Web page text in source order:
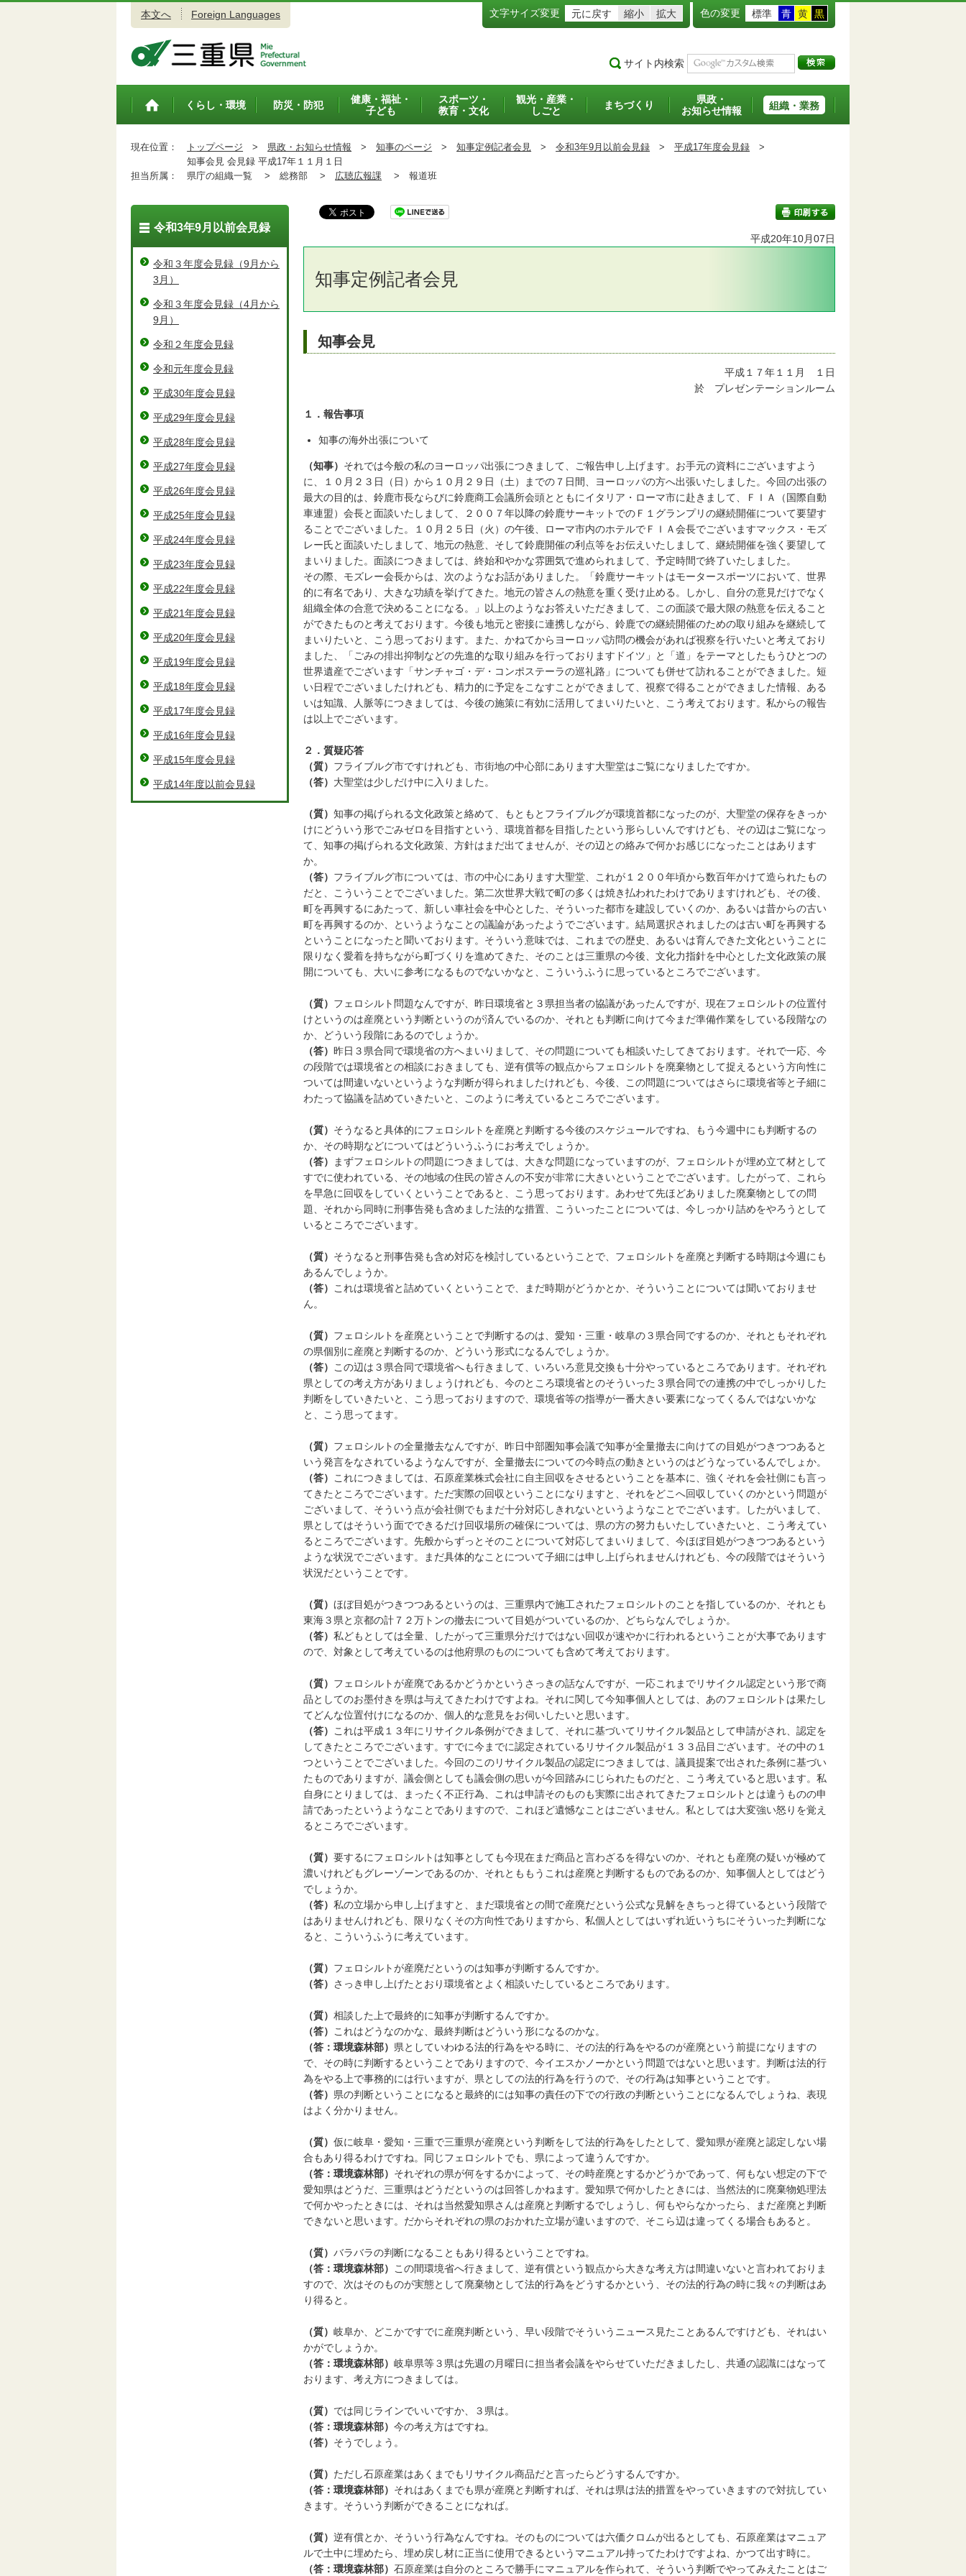
本文へ Foreign Languages 文字サイズ変更 元に戻す 縮小 拡大 色の変更 標準 青 黄 黒
サイト内検索
トップペ
くらし・環境 防災・防犯
健康・福祉・
子ども
スポーツ・
教育・文化
観光・産業・
しごと
まちづくり
県政・
お知らせ情報
組織・業務
現在位置： トップページ > 県政・お知らせ情報 > 知事のページ > 知事定例記者会見 > 令和3年9月以前会見録 > 平成17年度会見録 >
知事会見 会見録 平成17年１１月１日
担当所属：
県庁の組織一覧 > 総務部 > 広聴広報課 > 報道班
平成20年10月07日
知事定例記者会見
知事会見
平成１７年１１月 １日
於 プレゼンテーションルーム
１．報告事項
知事の海外出張について
（知事） それでは今般の私のヨーロッパ出張につきまして、ご報告申し上げます。お手元の資料にございますよう
に、１０月２３日（日）から１０月２９日（土）までの７日間、ヨーロッパの方へ出張いたしました。今回の出張の
最大の目的は、鈴鹿市長ならびに鈴鹿商工会議所会頭とともにイタリア・ローマ市に赴きまして、ＦＩＡ（国際自動
車連盟）会長と面談いたしまして、２００７年以降の鈴鹿サーキットでのＦ１グランプリの継続開催について要望す
ることでございました。１０月２５日（火）の午後、ローマ市内のホテルでＦＩＡ会長でございますマックス・モズ
レー氏と面談いたしまして、地元の熱意、そして鈴鹿開催の利点等をお伝えいたしまして、継続開催を強く要望して
まいりました。面談につきましては、終始和やかな雰囲気で進められまして、予定時間で終了いたしました。
その際、モズレー会長からは、次のようなお話がありました。「鈴鹿サーキットはモータースポーツにおいて、世界
的に有名であり、大きな功績を挙げてきた。地元の皆さんの熱意を重く受け止める。しかし、自分の意見だけでなく
組織全体の合意で決めることになる。」以上のようなお答えいただきまして、この面談で最大限の熱意を伝えること
ができたものと考えております。今後も地元と密接に連携しながら、鈴鹿での継続開催のための取り組みを継続して
まいりたいと、こう思っております。また、かねてからヨーロッパ訪問の機会があれば視察を行いたいと考えており
ました、「ごみの排出抑制などの先進的な取り組みを行っておりますドイツ」と「道」をテーマとしたもうひとつの
世界遺産でございます「サンチャゴ・デ・コンポステーラの巡礼路」についても併せて訪れることができました。短
い日程でございましたけれども、精力的に予定をこなすことができまして、視察で得ることができました情報、ある
いは知識、人脈等につきましては、今後の施策に有効に活用してまいりたいと、こう考えております。私からの報告
は以上でございます。
２．質疑応答
（質） フライブルグ市ですけれども、市街地の中心部にあります大聖堂はご覧になりましたですか。
（答） 大聖堂は少しだけ中に入りました。
（質） 知事の掲げられる文化政策と絡めて、もともとフライブルグが環境首都になったのが、大聖堂の保存をきっか
けにどういう形でごみゼロを目指すという、環境首都を目指したという形らしいんですけども、その辺はご覧になっ
て、知事の掲げられる文化政策、方針はまだ出てませんが、その辺との絡みで何かお感じになったことはあります
か。
（答） フライブルグ市については、市の中心にあります大聖堂、これが１２００年頃から数百年かけて造られたもの
だと、こういうことでございました。第二次世界大戦で町の多くは焼き払われたわけでありますけれども、その後、
町を再興するにあたって、新しい車社会を中心とした、そういった都市を建設していくのか、あるいは昔からの古い
町を再興するのか、というようなことの議論があったようでございます。結局選択されましたのは古い町を再興する
ということになったと聞いております。そういう意味では、これまでの歴史、あるいは育んできた文化ということに
限りなく愛着を持ちながら町づくりを進めてきた、そのことは三重県の今後、文化力指針を中心とした文化政策の展
開についても、大いに参考になるものでないかなと、こういうふうに思っているところでございます。
（質） フェロシルト問題なんですが、昨日環境省と３県担当者の協議があったんですが、現在フェロシルトの位置付
けというのは産廃という判断というのが済んでいるのか、それとも判断に向けて今まだ準備作業をしている段階なの
か、どういう段階にあるのでしょうか。
（答） 昨日３県合同で環境省の方へまいりまして、その問題についても相談いたしてきております。それで一応、今
の段階では環境省との相談におきましても、逆有償等の観点からフェロシルトを廃棄物として捉えるという方向性に
ついては間違いないというような判断が得られましたけれども、今後、この問題についてはさらに環境省等と子細に
わたって協議を詰めていきたいと、このように考えているところでございます。
（質） そうなると具体的にフェロシルトを産廃と判断する今後のスケジュールですね、もう今週中にも判断するの
か、その時期などについてはどういうふうにお考えでしょうか。
（答）
まずフェロシルトの問題につきましては、大きな問題になっていますのが、フェロシルトが埋め立て材として
すでに使われている、その地域の住民の皆さんの不安が非常に大きいということでございます。したがって、これら
を早急に回収をしていくということであると、こう思っております。あわせて先ほどありました廃棄物としての問
題、それから同時に刑事告発も含めました法的な措置、こういったことについては、今しっかり詰めをやろうとして
いるところでございます。
（質） そうなると刑事告発も含め対応を検討しているということで、フェロシルトを産廃と判断する時期は今週にも
あるんでしょうか。
（答）
これは環境省と詰めていくということで、まだ時期がどうかとか、そういうことについては聞いておりませ
ん。
（質） フェロシルトを産廃ということで判断するのは、愛知・三重・岐阜の３県合同でするのか、それともそれぞれ
の県個別に産廃と判断するのか、どういう形式になるんでしょうか。
（答）
この辺は３県合同で環境省へも行きまして、いろいろ意見交換も十分やっているところであります。それぞれ
県としての考え方がありましょうけれども、今のところ環境省とのそういった３県合同での連携の中でしっかりした
判断をしていきたいと、こう思っておりますので、環境省等の指導が一番大きい要素になってくるんではないかな
と、こう思ってます。
（質） フェロシルトの全量撤去なんですが、昨日中部圏知事会議で知事が全量撤去に向けての目処がつきつつあると
いう発言をなされているようなんですが、全量撤去についての今時点の動きというのはどうなっているんでしょか。
（答）
これにつきましては、石原産業株式会社に自主回収をさせるということを基本に、強くそれを会社側にも言っ
てきたところでございます。ただ実際の回収ということになりますと、それをどこへ回収していくのかという問題が
ございまして、そういう点が会社側でもまだ十分対応しきれないというようなことでございます。したがいまして、
県としてはそういう面でできるだけ回収場所の確保については、県の方の努力もいたしていきたいと、こう考えてい
るところでございます。先般からずっとそのことについて対応してまいりまして、今ほぼ目処がつきつつあるという
ような状況でございます。まだ具体的なことについて子細には申し上げられませんけれども、今の段階ではそういう
状況だということです。
（質） ほぼ目処がつきつつあるというのは、三重県内で施工されたフェロシルトのことを指しているのか、それとも
東海３県と京都の計７２万トンの撤去について目処がついているのか、どちらなんでしょうか。
（答） 私どもとしては全量、したがって三重県分だけではない回収が速やかに行われるということが大事であります
ので、対象として考えているのは他府県のものについても含めて考えております。
（質） フェロシルトが産廃であるかどうかというさっきの話なんですが、一応これまでリサイクル認定という形で商
品としてのお墨付きを県は与えてきたわけですよね。それに関して今知事個人としては、あのフェロシルトは果たし
てどんな位置付けになるのか、個人的な意見をお伺いしたいと思います。
（答）
これは平成１３年にリサイクル条例ができまして、それに基づいてリサイクル製品として申請がされ、認定を
してきたところでございます。すでに今までに認定されているリサイクル製品が１３３品目ございます。その中の１
つということでございました。今回のこのリサイクル製品の認定につきましては、議員提案で出された条例に基づい
たものでありますが、議会側としても議会側の思いが今回踏みにじられたものだと、こう考えていると思います。私
自身にとりましては、まったく不正行為、これは申請そのものも実際に出されてきたフェロシルトとは違うものの申
請であったというようなことでありますので、これほど遺憾なことはございません。私としては大変強い怒りを覚え
るところでございます。
（質） 要するにフェロシルトは知事としても今現在まだ商品と言わざるを得ないのか、それとも産廃の疑いが極めて
濃いけれどもグレーゾーンであるのか、それとももうこれは産廃と判断するものであるのか、知事個人としてはどう
でしょうか。
（答） 私の立場から申し上げますと、まだ環境省との間で産廃だという公式な見解をきちっと得ているという段階で
はありませんけれども、限りなくその方向性でありますから、私個人としてはいずれ近いうちにそういった判断にな
ると、こういうふうに考えています。
（質） フェロシルトが産廃だというのは知事が判断するんですか。
（答）
さっき申し上げたとおり環境省とよく相談いたしているところであります。
（質） 相談した上で最終的に知事が判断するんですか。
（答）
これはどうなのかな、最終判断はどういう形になるのかな。
（答：環境森林部） 県としていわゆる法的行為をやる時に、その法的行為をやるのが産廃という前提になりますの
で、その時に判断するということでありますので、今イエスかノーかという問題ではないと思います。判断は法的行
為をやる上で事務的には行いますが、県としての法的行為を行うので、その行為は知事ということです。
（答） 県の判断ということになると最終的には知事の責任の下での行政の判断ということになるんでしょうね、表現
はよく分かりません。
（質） 仮に岐阜・愛知・三重で三重県が産廃という判断をして法的行為をしたとして、愛知県が産廃と認定しない場
合もあり得るわけですね。同じフェロシルトでも、県によって違うんですか。
（答：環境森林部） それぞれの県が何をするかによって、その時産廃とするかどうかであって、何もない想定の下で
愛知県はどうだ、三重県はどうだというのは回答しかねます。愛知県で何かしたときには、当然法的に廃棄物処理法
で何かやったときには、それは当然愛知県さんは産廃と判断するでしょうし、何もやらなかったら、まだ産廃と判断
できないと思います。だからそれぞれの県のおかれた立場が違いますので、そこら辺は違ってくる場合もあると。
（質） バラバラの判断になることもあり得るということですね。
（答：環境森林部）
この間環境省へ行きまして、逆有償という観点から大きな考え方は間違いないと言われておりま
すので、次はそのものが実態として廃棄物として法的行為をどうするかという、その法的行為の時に我々の判断はあ
り得ると。
（質） 岐阜か、どこかですでに産廃判断という、早い段階でそういうニュース見たことあるんですけども、それはい
かがでしょうか。
（答：環境森林部） 岐阜県等３県は先週の月曜日に担当者会議をやらせていただきましたし、共通の認識にはなって
おります、考え方につきましては。
（質） では同じラインでいいですか、３県は。
（答：環境森林部） 今の考え方はですね。
（答） そうでしょう。
（質） ただし石原産業はあくまでもリサイクル商品だと言ったらどうするんですか。
（答：環境森林部） それはあくまでも県が産廃と判断すれば、それは県は法的措置をやっていきますので対抗してい
きます。そういう判断ができることになれば。
（質） 逆有償とか、そういう行為なんですね。そのものについては六価クロムが出るとしても、石原産業はマニュア
ルで土中に埋めたら、埋め戻し材に正当に使用できるというマニュアル持ってたわけですよね、かつて出す時に。
（答：環境森林部） 石原産業は自分のところで勝手にマニュアルを作られて、そういう判断でやってみえたことはご
令和3年9月以前会見録
令和３年度会見録（9月から
3月）
令和３年度会見録（4月から
9月）
令和２年度会見録
令和元年度会見録
平成30年度会見録
平成29年度会見録
平成28年度会見録
平成27年度会見録
平成26年度会見録
平成25年度会見録
平成24年度会見録
平成23年度会見録
平成22年度会見録
平成21年度会見録
平成20年度会見録
平成19年度会見録
平成18年度会見録
平成17年度会見録
平成16年度会見録
平成15年度会見録
平成14年度以前会見録